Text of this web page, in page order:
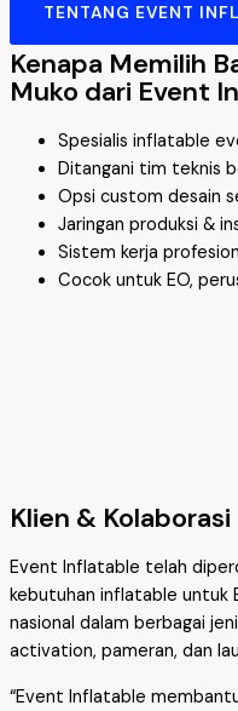
TENTANG EVENT
Kenapa Memilih
Muko dari Event
Spesialis inflatable
Ditangani tim teknis
Opsi custom desain
Jaringan produksi &
Sistem kerja
Cocok untuk EO,
Klien & Kolaborasi
Event Inflatable telah
kebutuhan inflatable untuk
nasional dalam berbagai
activation, pameran, dan
“Event Inflatable